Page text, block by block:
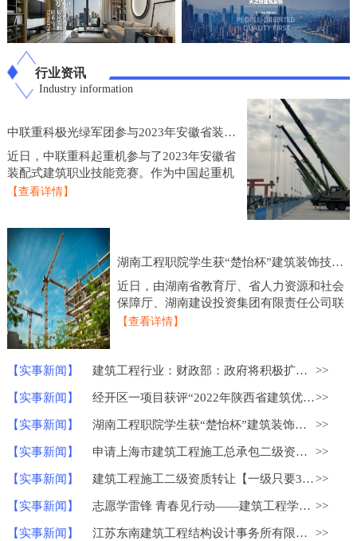
行业资讯
Industry information
中联重科极光绿军团参与2023年安徽省装配式建筑职业技能竞赛
近日，中联重科起重机参与了2023年安徽省
装配式建筑职业技能竞赛。作为中国起重机
制造业的龙头企业，中联重科起重机在技术
【查看详情】
湖南工程职院学生获“楚怡杯”建筑装饰技术应用比赛一等奖
近日，由湖南省教育厅、省人力资源和社会
保障厅、湖南建设投资集团有限责任公司联
合主办的2023年度“楚怡杯”湖南省职业院校
【查看详情】
【实事新闻】 建筑工程行业：财政部：政府将积极扩大重点领域的建设投资 >>
【实事新闻】 经开区一项目获评“2022年陕西省建筑优质结构工程”>>
【实事新闻】 湖南工程职院学生获“楚怡杯”建筑装饰技术应用比赛一等奖 >>
【实事新闻】 申请上海市建筑工程施工总承包二级资质？ >>
【实事新闻】 建筑工程施工二级资质转让【一级只要30W】>>
【实事新闻】 志愿学雷锋 青春见行动——建筑工程学院学雷锋志愿服务系列活动 >>
【实事新闻】 江苏东南建筑工程结构设计事务所有限公司荣获中国勘察设计协会 >>